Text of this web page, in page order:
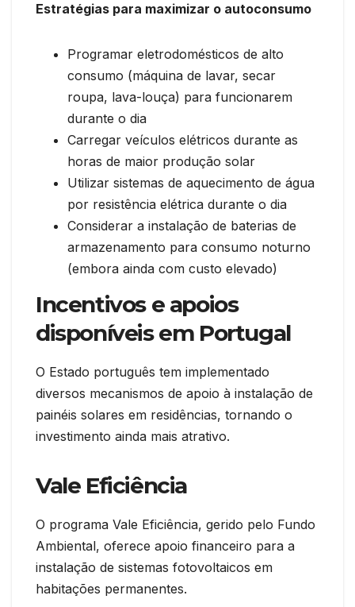
Estratégias para maximizar o autoconsumo
Programar eletrodomésticos de alto
consumo (máquina de lavar, secar
roupa, lava-louça) para funcionarem
durante o dia
Carregar veículos elétricos durante as
horas de maior produção solar
Utilizar sistemas de aquecimento de água
por resistência elétrica durante o dia
Considerar a instalação de baterias de
armazenamento para consumo noturno
(embora ainda com custo elevado)
Incentivos e apoios
disponíveis em Portugal
O Estado português tem implementado
diversos mecanismos de apoio à instalação de
painéis solares em residências, tornando o
investimento ainda mais atrativo.
Vale Eficiência
O programa Vale Eficiência, gerido pelo Fundo
Ambiental, oferece apoio financeiro para a
instalação de sistemas fotovoltaicos em
habitações permanentes.